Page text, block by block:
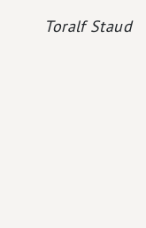
Toralf Staud